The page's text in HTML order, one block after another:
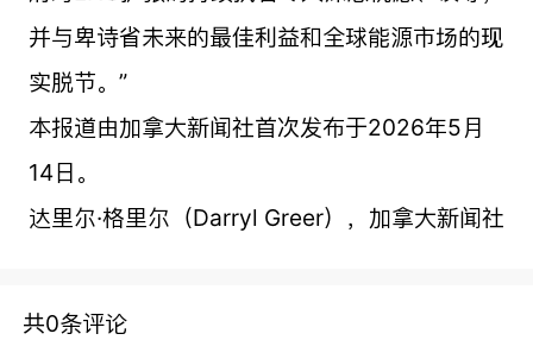
并与卑诗省未来的最佳利益和全球能源市场的现
实脱节。”
本报道由加拿大新闻社首次发布于2026年5月
14日。
达里尔·格里尔（Darryl Greer），加拿大新闻社
共0条评论